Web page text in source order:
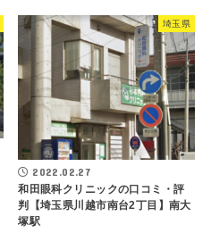
埼玉県
2022.02.27
和田眼科クリニックの口コミ・評
判【埼玉県川越市南台2丁目】南大
塚駅